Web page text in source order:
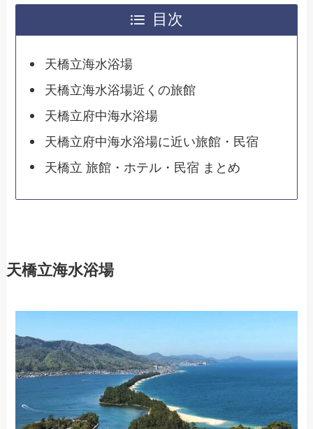
目次
天橋立海水浴場
天橋立海水浴場近くの旅館
天橋立府中海水浴場
天橋立府中海水浴場に近い旅館・民宿
天橋立 旅館・ホテル・民宿 まとめ
天橋立海水浴場